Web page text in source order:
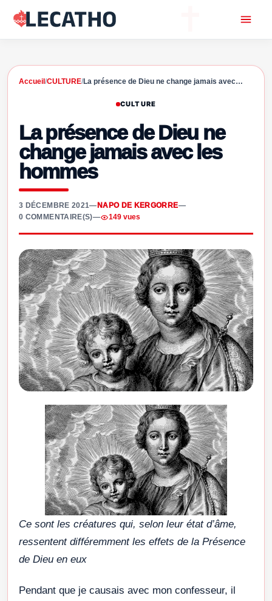
Accueil /CULTURE/La présence de Dieu ne change jamais avec…
CULTURE
La présence de Dieu ne
change jamais avec les
hommes
3 DÉCEMBRE 2021— NAPO DE KERGORRE—
0 COMMENTAIRE(S)— 149 vues
Ce sont les créatures qui, selon leur état d’âme,
ressentent différemment les effets de la Présence
de Dieu en eux
Pendant que je causais avec mon confesseur, il